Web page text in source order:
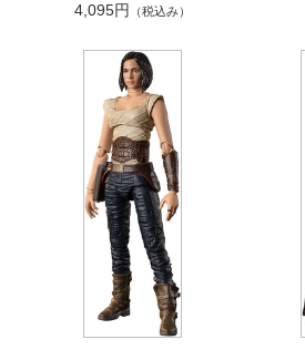
4,095円
（税込み）